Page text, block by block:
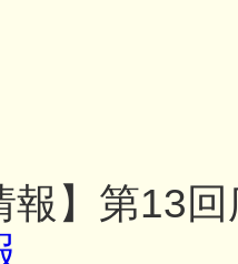
報】第13